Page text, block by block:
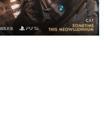
い？
がゲームの魅力を画面や操作の
していく、硬派で骨太な評論連載